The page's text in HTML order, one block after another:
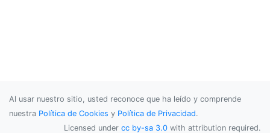
Al usar nuestro sitio, usted reconoce que ha leído y comprende
nuestra Política de Cookies y Política de Privacidad.
Licensed under cc by-sa 3.0 with attribution required.